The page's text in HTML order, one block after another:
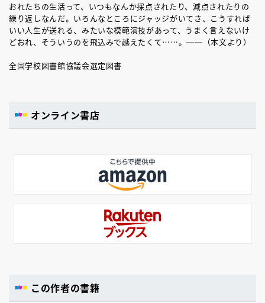
おれたちの生活って、いつもなんか採点されたり、減点されたりの
繰り返しなんだ。いろんなところにジャッジがいてさ、こうすれば
いい人生が送れる、みたいな模範演技があって、うまく言えないけ
どおれ、そういうのを飛込みで越えたくて……。──（本文より）
全国学校図書館協議会選定図書
オンライン書店
この作者の書籍